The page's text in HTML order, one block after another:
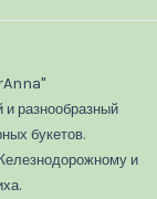
разнообразный
букетов.
и